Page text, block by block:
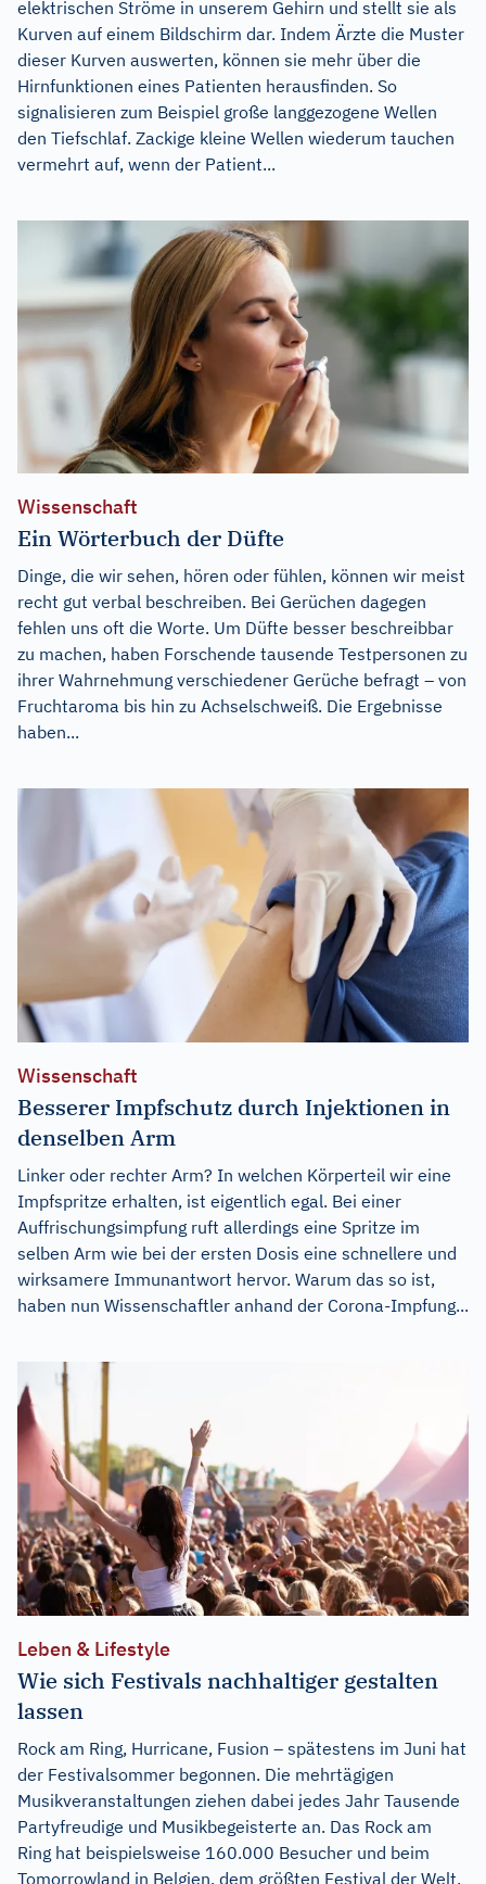
elektrischen Ströme in unserem Gehirn und stellt sie als
Kurven auf einem Bildschirm dar. Indem Ärzte die Muster
dieser Kurven auswerten, können sie mehr über die
Hirnfunktionen eines Patienten herausfinden. So
signalisieren zum Beispiel große langgezogene Wellen
den Tiefschlaf. Zackige kleine Wellen wiederum tauchen
vermehrt auf, wenn der Patient...
Wissenschaft
Ein Wörterbuch der Düfte
Dinge, die wir sehen, hören oder fühlen, können wir meist
recht gut verbal beschreiben. Bei Gerüchen dagegen
fehlen uns oft die Worte. Um Düfte besser beschreibbar
zu machen, haben Forschende tausende Testpersonen zu
ihrer Wahrnehmung verschiedener Gerüche befragt – von
Fruchtaroma bis hin zu Achselschweiß. Die Ergebnisse
haben...
Wissenschaft
Besserer Impfschutz durch Injektionen in
denselben Arm
Linker oder rechter Arm? In welchen Körperteil wir eine
Impfspritze erhalten, ist eigentlich egal. Bei einer
Auffrischungsimpfung ruft allerdings eine Spritze im
selben Arm wie bei der ersten Dosis eine schnellere und
wirksamere Immunantwort hervor. Warum das so ist,
haben nun Wissenschaftler anhand der Corona-Impfung...
Leben & Lifestyle
Wie sich Festivals nachhaltiger gestalten
lassen
Rock am Ring, Hurricane, Fusion – spätestens im Juni hat
der Festivalsommer begonnen. Die mehrtägigen
Musikveranstaltungen ziehen dabei jedes Jahr Tausende
Partyfreudige und Musikbegeisterte an. Das Rock am
Ring hat beispielsweise 160.000 Besucher und beim
Tomorrowland in Belgien, dem größten Festival der Welt,